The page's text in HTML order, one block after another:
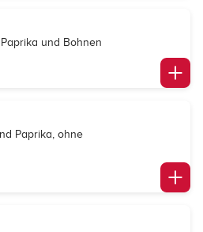
und Bohnen
Paprika, ohne